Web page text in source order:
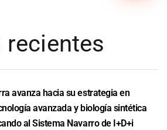
avanza hacia su estrategia en
avanzada y biología sintética
al Sistema Navarro de I+D+i